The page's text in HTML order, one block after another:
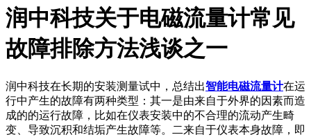
润中科技关于电磁流量计常见
故障排除方法浅谈之一
润中科技在长期的安装测量试中，总结出智能电磁流量计在运
行中产生的故障有两种类型：其一是由来自于外界的因素而造
成的的运行故障，比如在仪表安装中的不合理的流动产生畸
变、导致沉积和结垢产生故障等。二来自于仪表本身故障，即